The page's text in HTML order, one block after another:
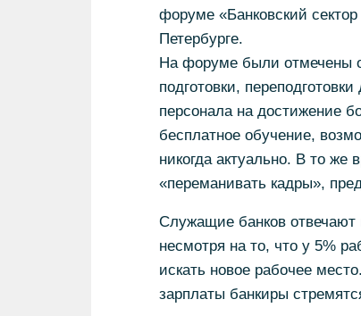
форуме «Банковский
Петербурге.
На форуме были отмечены
подготовки,
персонала на достижение
бесплатное обучение,
никогда актуально. В то же
«переманивать кадры»,
Служащие банков отвечают
несмотря на то, что у 5%
искать новое рабочее
зарплаты банкиры